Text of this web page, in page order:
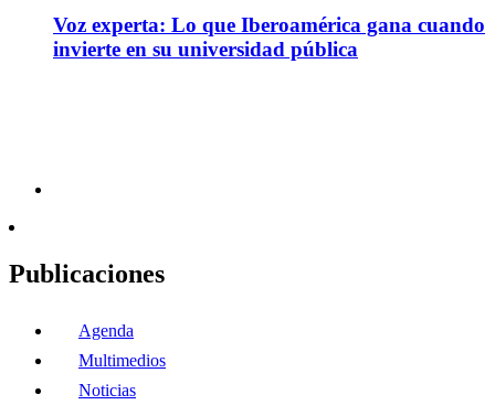
Voz experta: Lo que Iberoamérica gana cuando
invierte en su universidad pública
Publicaciones
Agenda
Multimedios
Noticias